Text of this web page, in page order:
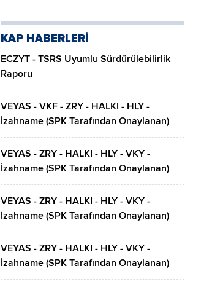
KAP HABERLERİ
ECZYT - TSRS Uyumlu Sürdürülebilirlik
Raporu
VEYAS - VKF - ZRY - HALKI - HLY -
İzahname (SPK Tarafından Onaylanan)
VEYAS - ZRY - HALKI - HLY - VKY -
İzahname (SPK Tarafından Onaylanan)
VEYAS - ZRY - HALKI - HLY - VKY -
İzahname (SPK Tarafından Onaylanan)
VEYAS - ZRY - HALKI - HLY - VKY -
İzahname (SPK Tarafından Onaylanan)